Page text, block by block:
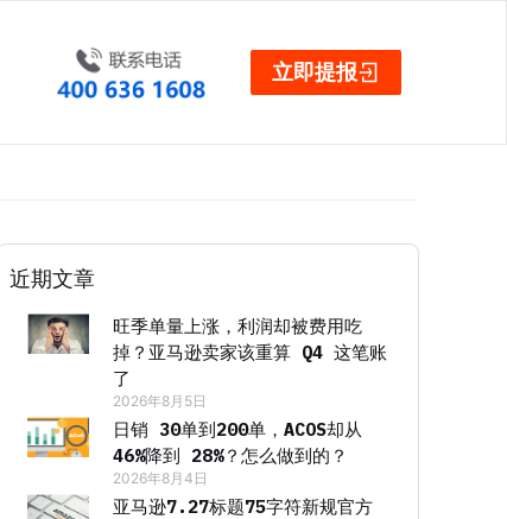
立即提报
近期文章
旺季单量上涨，利润却被费用吃
掉？亚马逊卖家该重算 Q4 这笔账
了
2026年8月5日
日销 30单到200单，ACOS却从
46%降到 28%？怎么做到的？
2026年8月4日
亚马逊7.27标题75字符新规官方